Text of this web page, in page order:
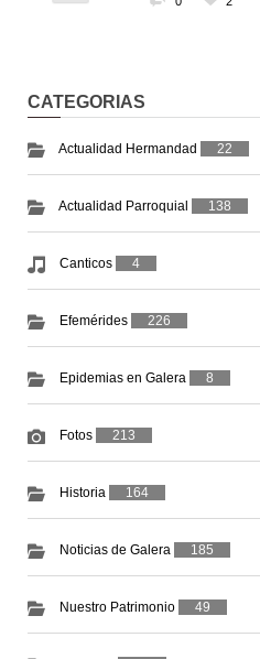
CATEGORIAS
Actualidad Hermandad 22
Actualidad Parroquial 138
Canticos 4
Efemérides 226
Epidemias en Galera 8
Fotos 213
Historia 164
Noticias de Galera 185
Nuestro Patrimonio 49